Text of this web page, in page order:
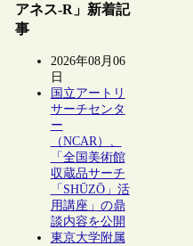
アネス-R」新着記
事
2026年08月06
日
国立アートリ
サーチセンタ
ー
（NCAR）、
「全国美術館
収蔵品サーチ
「SHŪZŌ」活
用講座」の鼎
談内容を公開
東京大学附属